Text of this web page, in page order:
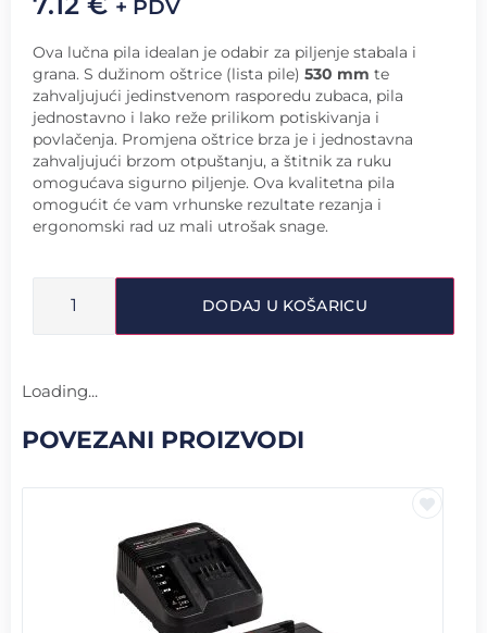
+ PDV
Ova lučna pila idealan je odabir za piljenje stabala i
grana. S dužinom oštrice (lista pile) 530 mm te
zahvaljujući jedinstvenom rasporedu zubaca, pila
jednostavno i lako reže prilikom potiskivanja i
povlačenja. Promjena oštrice brza je i jednostavna
zahvaljujući brzom otpuštanju, a štitnik za ruku
omogućava sigurno piljenje. Ova kvalitetna pila
omogućit će vam vrhunske rezultate rezanja i
ergonomski rad uz mali utrošak snage.
DODAJ U KOŠARICU
Loading...
POVEZANI PROIZVODI